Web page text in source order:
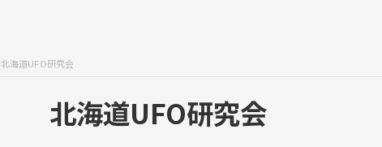
北海道UFO研究会
北海道UFO研究会